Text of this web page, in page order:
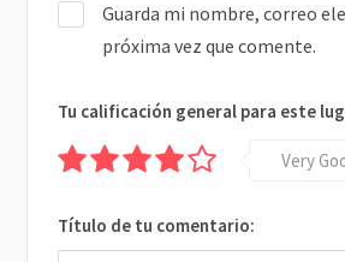
Guarda mi nombre, correo
próxima vez que comente.
Tu calificación general para este
Very
Título de tu comentario: